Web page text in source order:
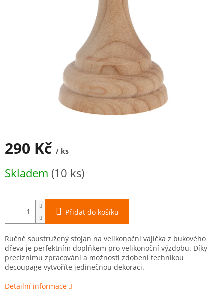
290 Kč / ks
cena:
Skladem (10 ks)
Přidat do košíku
Ručně soustružený stojan na velikonoční vajíčka z bukového
dřeva je perfektním doplňkem pro velikonoční výzdobu. Díky
preciznímu zpracování a možnosti zdobení technikou
decoupage vytvoříte jedinečnou dekoraci.
Detailní informace